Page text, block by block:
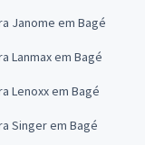
Janome em Bagé
Lanmax em Bagé
Lenoxx em Bagé
Singer em Bagé